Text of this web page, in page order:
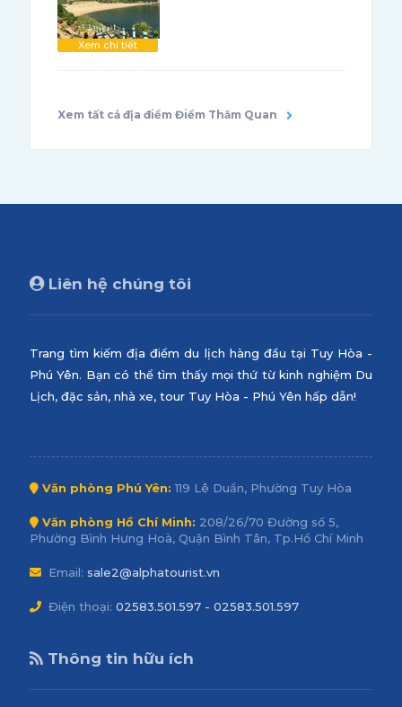
Xem chi tiết
Xem tất cả địa điểm Điểm Thăm Quan
Liên hệ chúng tôi
Trang tìm kiếm địa điểm du lịch hàng đầu tại Tuy Hòa -
Phú Yên. Bạn có thể tìm thấy mọi thứ từ kinh nghiệm Du
Lịch, đặc sản, nhà xe, tour Tuy Hòa - Phú Yên hấp dẫn!
Văn phòng Phú Yên: 119 Lê Duẩn, Phường Tuy Hòa
Văn phòng Hồ Chí Minh: 208/26/70 Đường số 5,
Phường Bình Hưng Hoà, Quận Bình Tân, Tp.Hồ Chí Minh
Email: sale2@alphatourist.vn
Điện thoại: 02583.501.597 - 02583.501.597
Thông tin hữu ích